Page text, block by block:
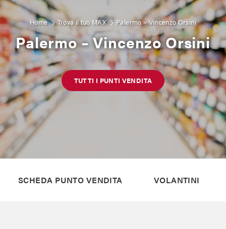
Esplora volantini
Trova il tuo MAX
Carta Mizzica
Il Blog di MAX
Franchising
Home Trova il tuo MAX Palermo – Vincenzo Orsini
Palermo – Vincenzo Orsini
TUTTI I PUNTI VENDITA
SCHEDA PUNTO VENDITA VOLANTINI